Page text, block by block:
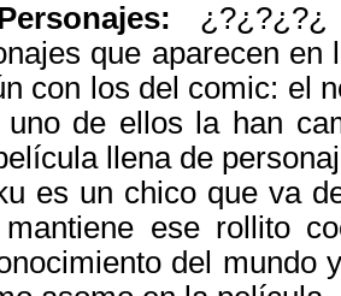
que aparecen
con los del comic: el
uno de ellos la han
llena de
es un chico que va
ese rollito
del mundo